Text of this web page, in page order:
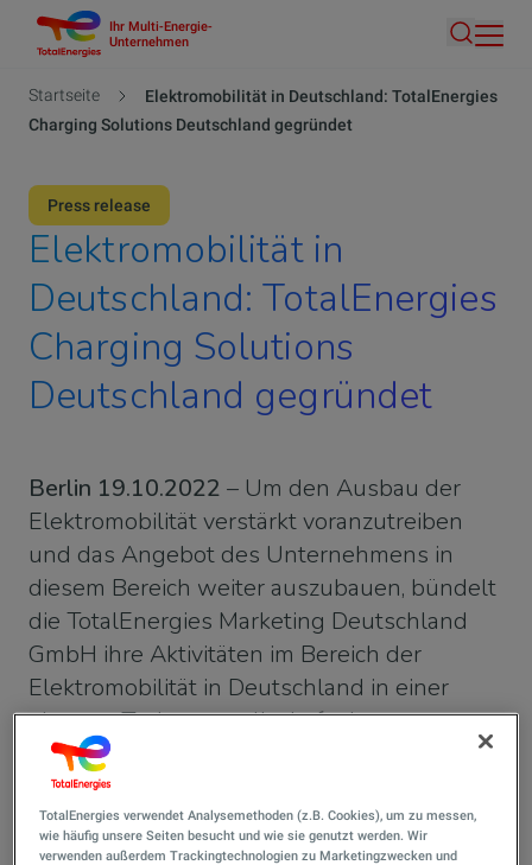
Inhalt
Ihr Multi-Energie-
Unternehmen
Suche
Pfadnavigation
Startseite
Elektromobilität in Deutschland: TotalEnergies
Charging Solutions Deutschland gegründet
Press release
Elektromobilität in
Deutschland: TotalEnergies
Charging Solutions
Deutschland gegründet
Berlin 19.10.2022 – Um den Ausbau der
Elektromobilität verstärkt voranzutreiben
und das Angebot des Unternehmens in
diesem Bereich weiter auszubauen, bündelt
die TotalEnergies Marketing Deutschland
GmbH ihre Aktivitäten im Bereich der
Elektromobilität in Deutschland in einer
eigenen Tochtergesellschaft: der
TotalEnergies Charging Solutions
Deutschland GmbH.
TotalEnergies verwendet Analysemethoden (z.B. Cookies), um zu messen,
wie häufig unsere Seiten besucht und wie sie genutzt werden. Wir
verwenden außerdem Trackingtechnologien zu Marketingzwecken und